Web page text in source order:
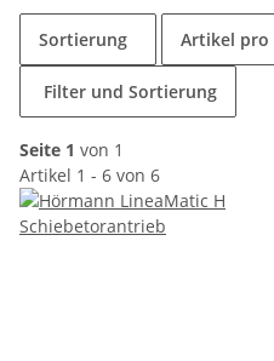
Sortierung Artikel pro
Filter und Sortierung
Seite 1 von 1
Artikel 1 - 6 von 6